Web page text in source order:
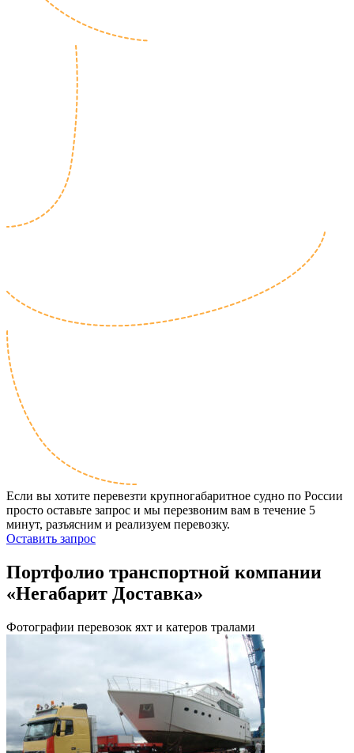
Если вы хотите перевезти крупногабаритное судно по России
просто оставьте запрос и мы перезвоним вам в течение 5
минут, разъясним и реализуем перевозку.
Оставить запрос
Портфолио транспортной компании
«Негабарит Доставка»
Фотографии перевозок яхт и катеров тралами